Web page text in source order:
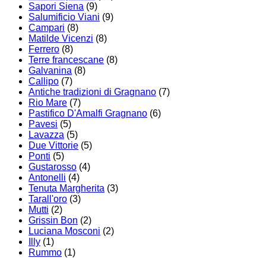
Sapori Siena (9)
Salumificio Viani (9)
Campari (8)
Matilde Vicenzi (8)
Ferrero (8)
Terre francescane (8)
Galvanina (8)
Callipo (7)
Antiche tradizioni di Gragnano (7)
Rio Mare (7)
Pastifico D'Amalfi Gragnano (6)
Pavesi (5)
Lavazza (5)
Due Vittorie (5)
Ponti (5)
Gustarosso (4)
Antonelli (4)
Tenuta Margherita (3)
Tarall'oro (3)
Mutti (2)
Grissin Bon (2)
Luciana Mosconi (2)
Illy (1)
Rummo (1)